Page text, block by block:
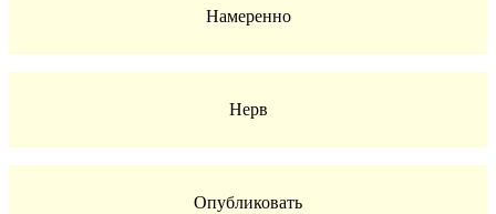
Намеренно
Нерв
Опубликовать